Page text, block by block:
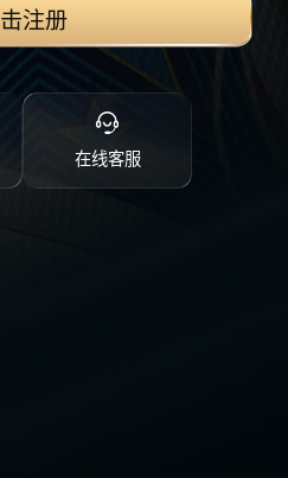
注册
在线客服